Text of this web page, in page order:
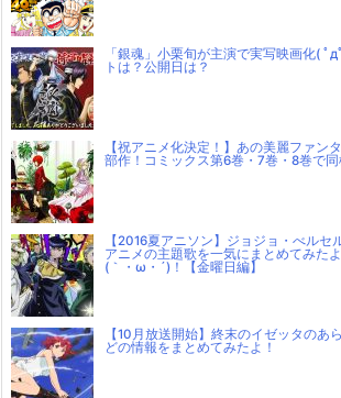
「銀魂」小栗旬が主演で実写映画化( ﾟ
トは？公開日は？
【祝アニメ化決定！】あの美麗ファン
部作！コミックス第6巻・7巻・8巻で
【2016夏アニソン】ジョジョ・べルセ
アニメの主題歌を一気にまとめてみた
(｀・ω・´)！【金曜日編】
【10月放送開始】終末のイゼッタのあ
どの情報をまとめてみたよ！